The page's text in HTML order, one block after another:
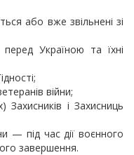
або вже звільнені зі
Україною та їхні
війни;
і Захисниць
— під час дії воєнного
завершення.